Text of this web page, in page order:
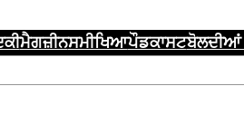
ਮੈਗਜ਼ੀਨਸਮੀਖਿਆਪੌਡਕਾਸਟਬੋਲਦੀਆਂ